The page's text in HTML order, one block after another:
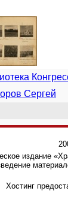
Сергей
издание
Хостинг